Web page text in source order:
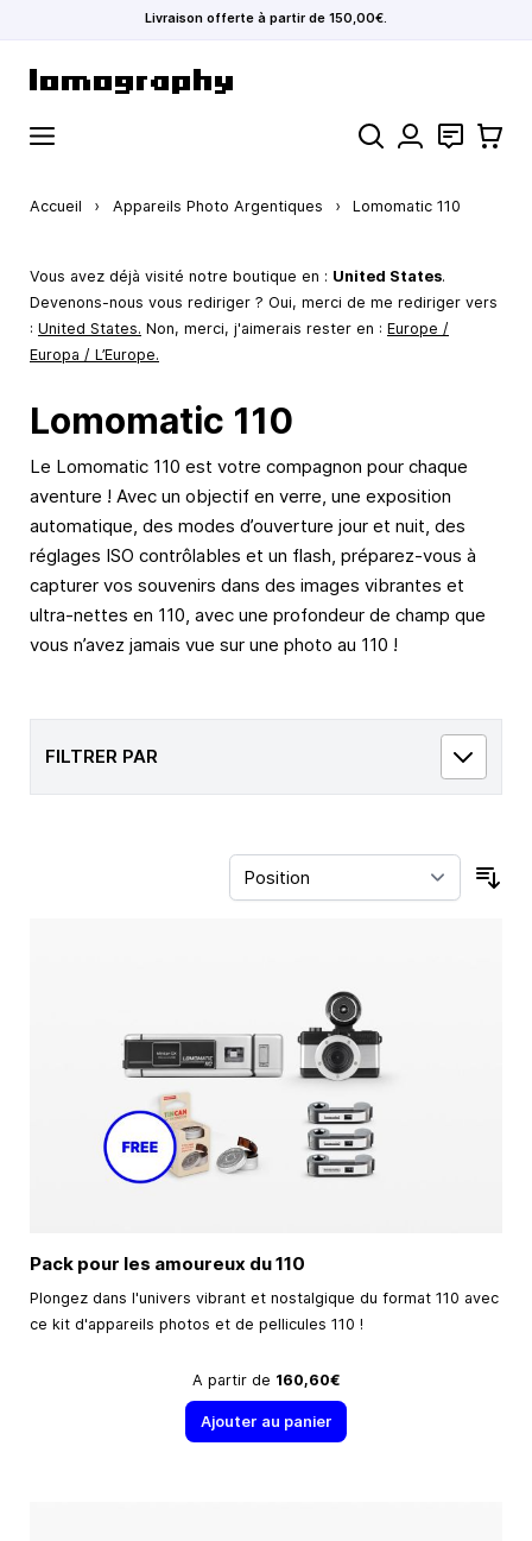
Livraison offerte à partir de 150,00€.
RechercherContact
Panier
Accueil › Appareils Photo Argentiques › Lomomatic 110
Vous avez déjà visité notre boutique en : United States.
Devenons-nous vous rediriger ? Oui, merci de me rediriger vers
: United States. Non, merci, j'aimerais rester en : Europe /
Europa / L’Europe.
Lomomatic 110
Le Lomomatic 110 est votre compagnon pour chaque
aventure ! Avec un objectif en verre, une exposition
automatique, des modes d’ouverture jour et nuit, des
réglages ISO contrôlables et un flash, préparez-vous à
capturer vos souvenirs dans des images vibrantes et
ultra-nettes en 110, avec une profondeur de champ que
vous n’avez jamais vue sur une photo au 110 !
FILTRER PAR
Pack pour les amoureux du 110
Plongez dans l'univers vibrant et nostalgique du format 110 avec
ce kit d'appareils photos et de pellicules 110 !
A partir de 160,60€
Ajouter au panier